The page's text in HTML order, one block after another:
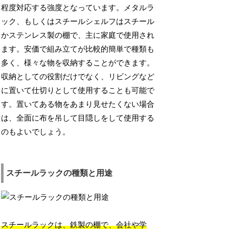
程度対応する強度となっています。メタルラ
ック、もしくはスチールシェルフはスチール
かステンレス製の棚で、主に家庭で使用され
ます。安価で組み立てが比較的簡単で種類も
多く、様々な物を収納することができます。
収納としての役割だけでなく、リビングなど
に置いて仕切りとして使用することも可能で
す。置いてある物をあまり見せたくない場合
は、全面に布を吊して目隠しをして使用する
のもよいでしょう。
スチールラックの種類と用途
スチールラックは、鉄製の棚で、会社や学